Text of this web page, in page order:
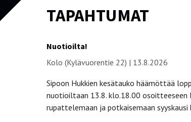
TAPAHTUMAT
Nuotioilta!
Kolo (Kylävuorentie 22) | 13.8.2026
Sipoon Hukkien kesätauko häämöttää
nuotioiltaan 13.8. klo.18.00 osoitteeseen
rupattelemaan ja potkaisemaan syyskausi